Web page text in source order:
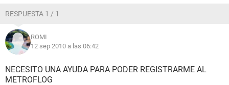
RESPUESTA 1 / 1
ROMI
12 sep 2010 a las 06:42
NECESITO UNA AYUDA PARA PODER REGISTRARME AL
METROFLOG